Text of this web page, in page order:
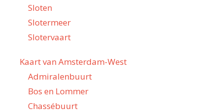
Sloten
Slotermeer
Slotervaart
Kaart van Amsterdam-West
Admiralenbuurt
Bos en Lommer
Chassébuurt